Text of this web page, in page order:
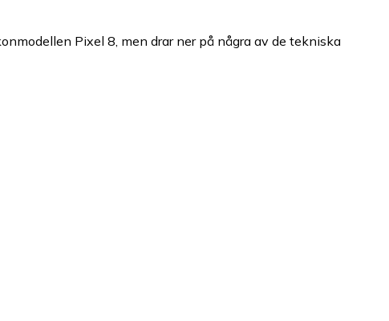
Pixel 8, men drar ner på några av de tekniska